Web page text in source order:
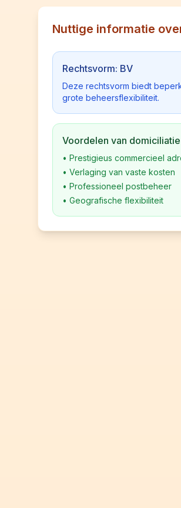
Nuttige informatie
Rechtsvorm: BV
Deze rechtsvorm biedt
grote beheersflexibiliteit.
Voordelen van domiciliatie
• Prestigieus commercieel
• Verlaging van vaste kosten
• Professioneel postbeheer
• Geografische flexibiliteit